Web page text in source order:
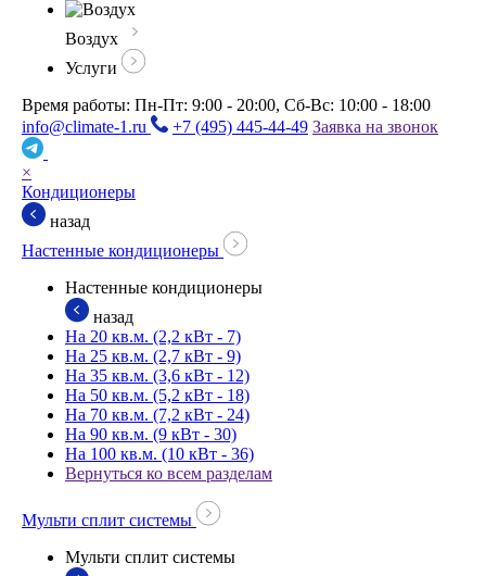
Воздух
Услуги
Время работы: Пн-Пт: 9:00 - 20:00, Сб-Вс: 10:00 - 18:00
info@climate-1.ru
+7 (495) 445-44-49 Заявка на звонок
×
Кондиционеры
назад
Настенные кондиционеры
Настенные кондиционеры
назад
На 20 кв.м. (2,2 кВт - 7)
На 25 кв.м. (2,7 кВт - 9)
На 35 кв.м. (3,6 кВт - 12)
На 50 кв.м. (5,2 кВт - 18)
На 70 кв.м. (7,2 кВт - 24)
На 90 кв.м. (9 кВт - 30)
На 100 кв.м. (10 кВт - 36)
Вернуться ко всем разделам
Мульти сплит системы
Мульти сплит системы